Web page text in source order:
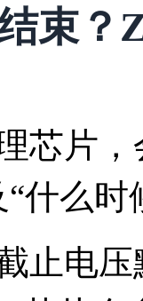
束？
芯片
什么时
止电